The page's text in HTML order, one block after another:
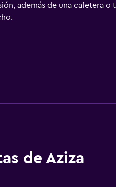
además de una cafetera o
de Aziza